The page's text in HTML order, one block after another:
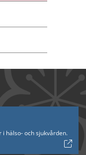
hälso- och sjukvården.